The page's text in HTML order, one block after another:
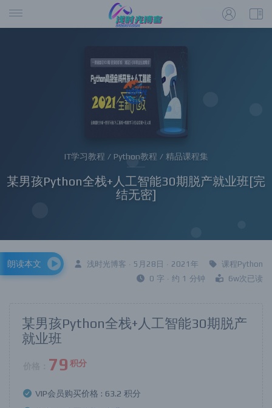
IT学习教程 / Python教程 / 精品课程集
某男孩Python全栈+人工智能30期脱产就业班[完
结无密]
浅时光博客 · 5月28日 · 2021年
课程Python
0 字 · 约 1 分钟
6w次已读
朗读本文
某男孩Python全栈+人工智能30期脱产
就业班
79 积分
VIP会员购买价格 : 63.2 积分